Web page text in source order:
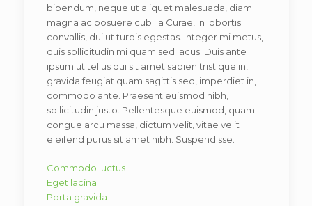
bibendum, neque ut aliquet malesuada, diam
magna ac posuere cubilia Curae, In lobortis
convallis, dui ut turpis egestas. Integer mi metus,
quis sollicitudin mi quam sed lacus. Duis ante
ipsum ut tellus dui sit amet sapien tristique in,
gravida feugiat quam sagittis sed, imperdiet in,
commodo ante. Praesent euismod nibh,
sollicitudin justo. Pellentesque euismod, quam
congue arcu massa, dictum velit, vitae velit
eleifend purus sit amet nibh. Suspendisse.
Commodo luctus
Eget lacina
Porta gravida